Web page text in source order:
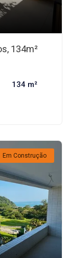
134m²
134 m²
Em Construção